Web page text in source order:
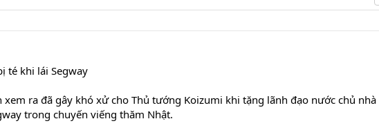
té khi lái Segway
xem ra đã gây khó xử cho Thủ tướng Koizumi khi tặng lãnh đạo nước chủ
trong chuyến viếng thăm Nhật.